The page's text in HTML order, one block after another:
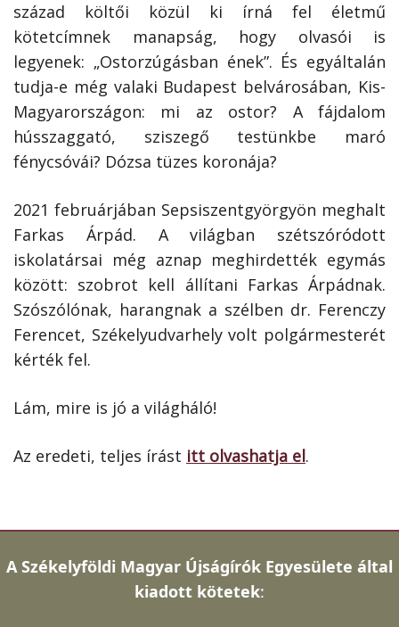
század költői közül ki írná fel életmű
kötetcímnek manapság, hogy olvasói is
legyenek: „Ostorzúgásban ének”. És egyáltalán
tudja-e még valaki Budapest belvárosában, Kis-
Magyarországon: mi az ostor? A fájdalom
hússzaggató, sziszegő testünkbe maró
fénycsóvái? Dózsa tüzes koronája?
2021 februárjában Sepsiszentgyörgyön meghalt
Farkas Árpád. A világban szétszóródott
iskolatársai még aznap meghirdették egymás
között: szobrot kell állítani Farkas Árpádnak.
Szószólónak, harangnak a szélben dr. Ferenczy
Ferencet, Székelyudvarhely volt polgármesterét
kérték fel.
Lám, mire is jó a világháló!
Az eredeti, teljes írást itt olvashatja el.
A Székelyföldi Magyar Újságírók Egyesülete által
kiadott kötetek: